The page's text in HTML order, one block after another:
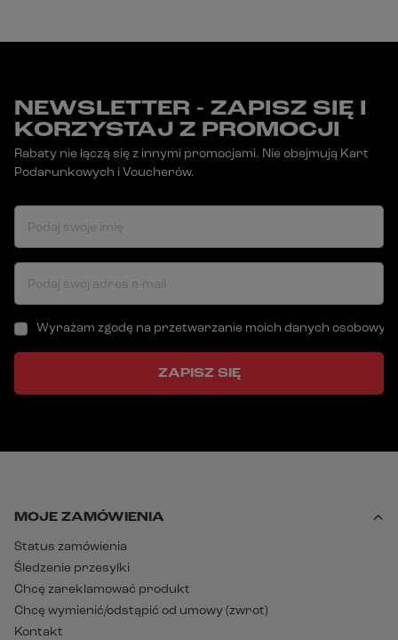
NEWSLETTER - ZAPISZ SIĘ I
KORZYSTAJ Z PROMOCJI
Rabaty nie łączą się z innymi promocjami. Nie obejmują Kart
Podarunkowych i Voucherów.
Podaj swoje imię
Podaj swój adres e-mail
Wyrażam zgodę na przetwarzanie moich danych
ZAPISZ SIĘ
MOJE ZAMÓWIENIA
Status zamówienia
Śledzenie przesyłki
Chcę zareklamować produkt
Chcę wymienić/odstąpić od umowy (zwrot)
Kontakt